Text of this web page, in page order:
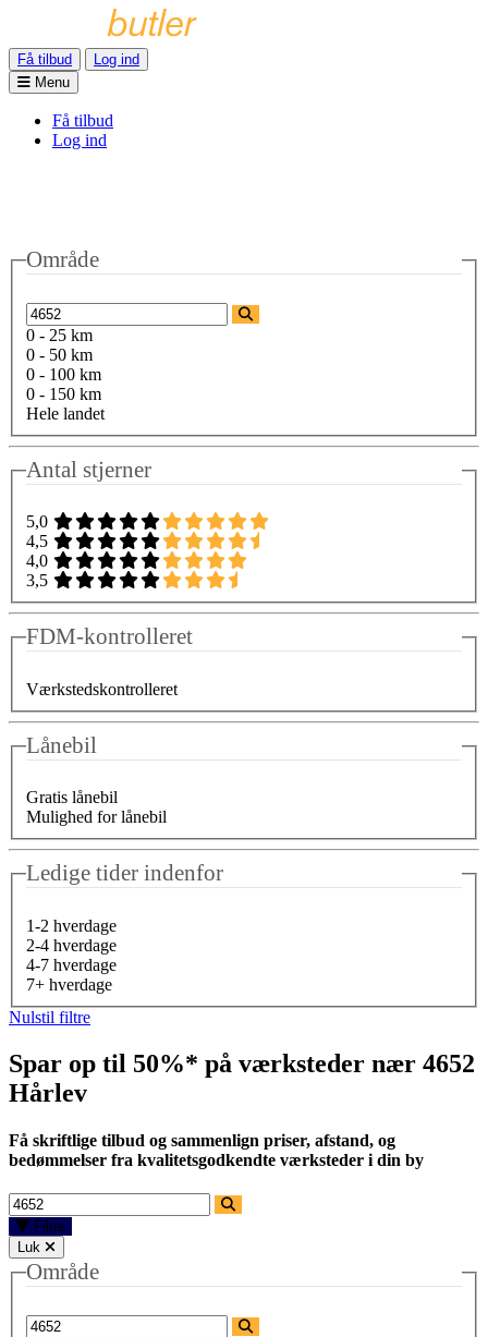
Få tilbud
Log ind
Menu
Få tilbud
Log ind
Område
0 - 25 km
0 - 50 km
0 - 100 km
0 - 150 km
Hele landet
Antal stjerner
5,0
4,5
4,0
3,5
FDM-kontrolleret
Værkstedskontrolleret
Lånebil
Gratis lånebil
Mulighed for lånebil
Ledige tider indenfor
1-2 hverdage
2-4 hverdage
4-7 hverdage
7+ hverdage
Nulstil filtre
Spar op til 50%* på værksteder nær 4652
Hårlev
Få skriftlige tilbud og sammenlign priser, afstand, og
bedømmelser fra kvalitetsgodkendte værksteder i din by
Filtre
Luk
Område